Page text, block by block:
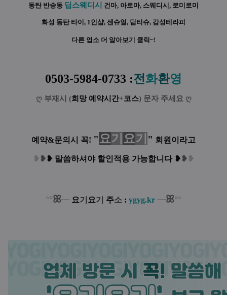
동탄 반송동 딥스웨디시 건마, 아로마, 스웨디시, 로미로미
화성 동탄 타이, 1인샵, 센슈얼, 딥티슈, 감성테라피
다른 업소 더 알아보기 클릭~!
0503-5984-0733 :전화환영
ღ 부재시 (희망 예약시간+코스) 문자 주세요 ღ
예약&문의시 꼭! "요기 요기 " 회원이라고
❥ ❥❥ 말씀하셔야 할인적용 가능합니다 ❥❥ ❥
°°ꕤ┈ 요기 요기 주소 : ygyg.kr ┈ꕤ°°